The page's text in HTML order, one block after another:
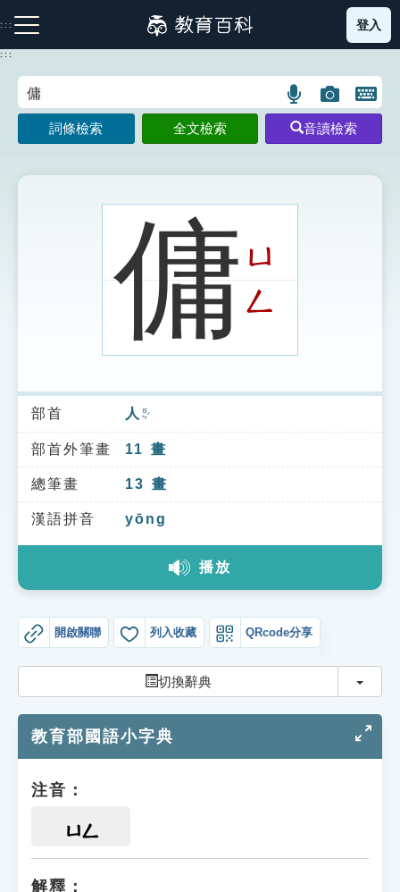
到
主
:::
注音索引圖示 筆畫索引圖示 部首索引表圖示
索引選單
知識索引
單字索引
生命大百科索引
教學應用
貓頭鷹博士
登入
:::
語
言
搜
示
圖
片
搜
開
鍵
圖
詞條檢索 全文檢索 音讀檢索
傭ㄩ
ㄥ
部首 人 ㄖㄣˊ
部首外筆畫 11 畫
總筆畫 13 畫
漢語拼音 yōng
播放
開啟關聯 列入收藏 QRcode分享
切換辭典 切換
教育部國語小字典
注音：
ㄩㄥ
解釋：